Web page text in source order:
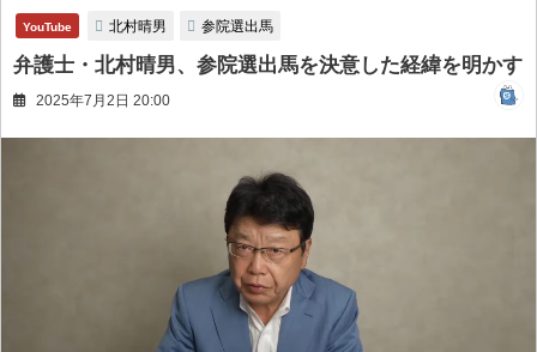
YouTube 北村晴男 参院選出馬
弁護士・北村晴男、参院選出馬を決意した経緯を明かす
2025年7月2日 20:00